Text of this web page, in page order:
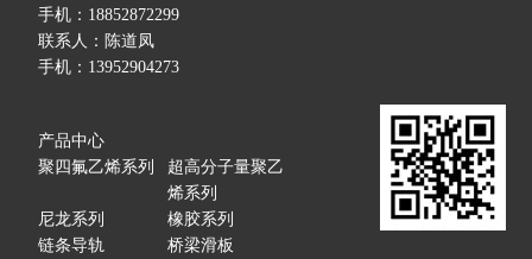
手机：18852872299
联系人：陈道凤
手机：13952904273
产品中心
聚四氟乙烯系列
超高分子量聚乙
烯系列
尼龙系列
橡胶系列
链条导轨
桥梁滑板